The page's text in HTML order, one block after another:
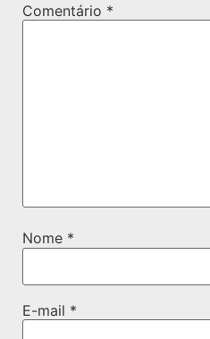
Comentário *
Nome *
E-mail *